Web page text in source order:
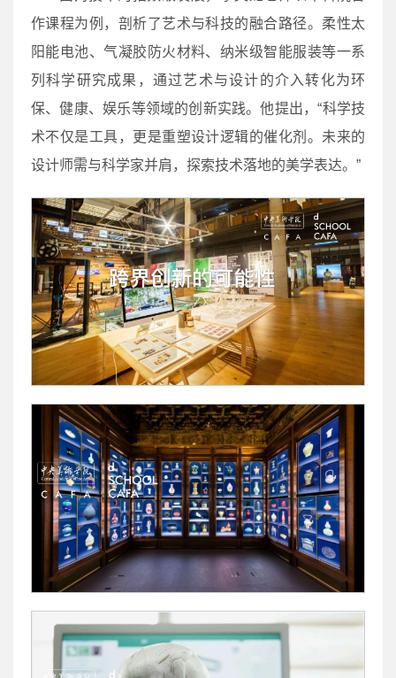
作课程为例，剖析了艺术与科技的融合路径。柔性太
阳能电池、气凝胶防火材料、纳米级智能服装等一系
列科学研究成果，通过艺术与设计的介入转化为环
保、健康、娱乐等领域的创新实践。他提出，“科学技
术不仅是工具，更是重塑设计逻辑的催化剂。未来的
设计师需与科学家并肩，探索技术落地的美学表达。”